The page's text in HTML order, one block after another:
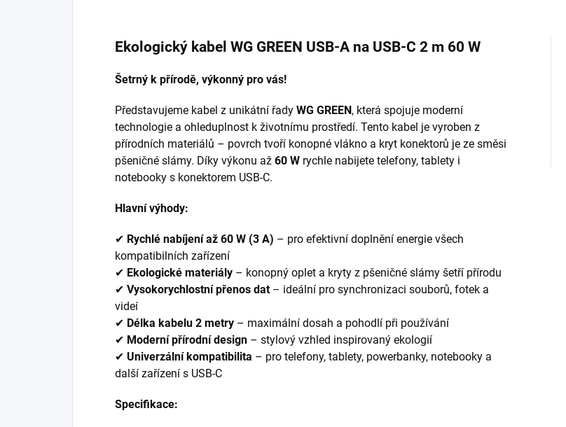
Ekologický kabel WG GREEN USB-A na USB-C 2 m 60 W
Šetrný k přírodě, výkonný pro vás!
Představujeme kabel z unikátní řady WG GREEN , která spojuje moderní
technologie a ohleduplnost k životnímu prostředí. Tento kabel je vyroben z
přírodních materiálů – povrch tvoří konopné vlákno a kryt konektorů je ze směsi
pšeničné slámy. Díky výkonu až 60 W rychle nabijete telefony, tablety i
notebooky s konektorem USB-C.
Hlavní výhody:
✔ Rychlé nabíjení až 60 W (3 A) – pro efektivní doplnění energie všech
kompatibilních zařízení
✔ Ekologické materiály – konopný oplet a kryty z pšeničné slámy šetří přírodu
✔ Vysokorychlostní přenos dat– ideální pro synchronizaci souborů, fotek a
videí
✔ Délka kabelu 2 metry – maximální dosah a pohodlí při používání
✔ Moderní přírodní design – stylový vzhled inspirovaný ekologií
✔ Univerzální kompatibilita – pro telefony, tablety, powerbanky, notebooky a
další zařízení s USB-C
Specifikace: